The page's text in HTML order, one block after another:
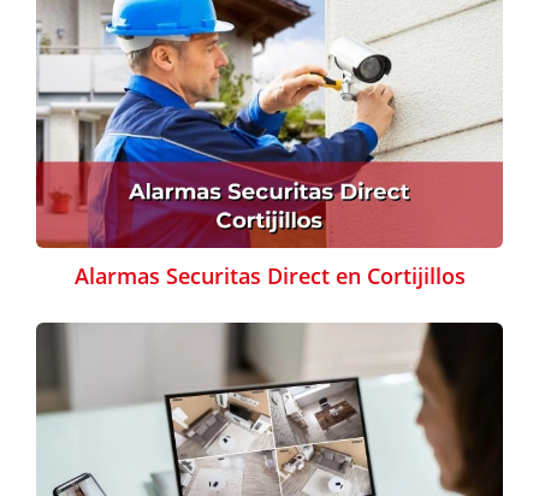
Alarmas Securitas Direct en Cortijillos